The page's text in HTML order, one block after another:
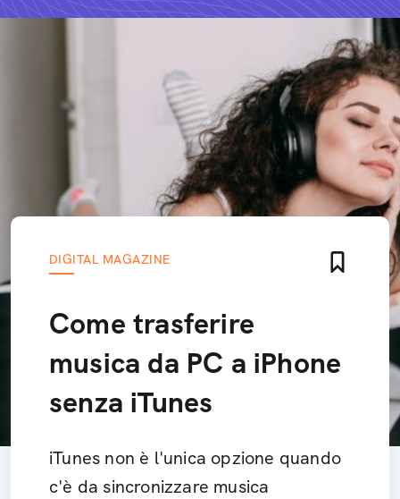
DIGITAL MAGAZINE
Come trasferire
musica da PC a iPhone
senza iTunes
iTunes non è l'unica opzione quando
c'è da sincronizzare musica